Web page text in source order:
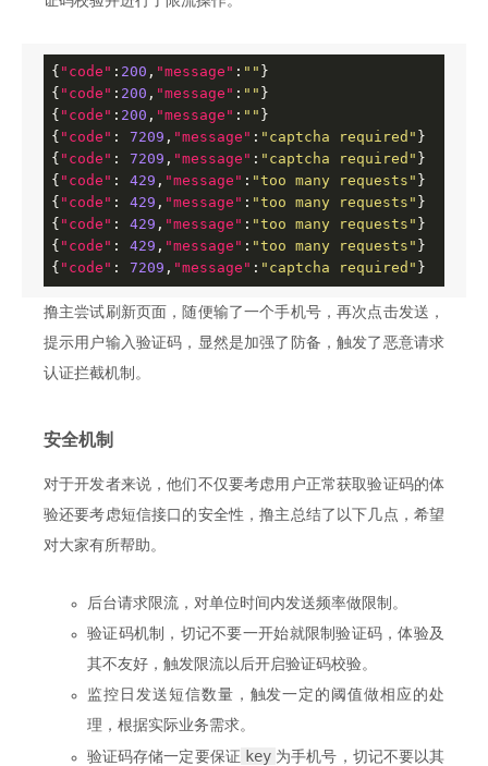
{ "code" : 200 , "message" : "" }
{ "code" : 200 , "message" : "" }
{ "code" : 200 , "message" : "" }
{ "code" : 7209 , "message" : "captcha required" }
{ "code" : 7209 , "message" : "captcha required" }
{ "code" : 429 , "message" : "too many requests" }
{ "code" : 429 , "message" : "too many requests" }
{ "code" : 429 , "message" : "too many requests" }
{ "code" : 429 , "message" : "too many requests" }
{ "code" : 7209 , "message" : "captcha required" }
撸主尝试刷新页面，随便输了一个手机号，再次点击发送，
提示用户输入验证码，显然是加强了防备，触发了恶意请求
认证拦截机制。
安全机制
对于开发者来说，他们不仅要考虑用户正常获取验证码的体
验还要考虑短信接口的安全性，撸主总结了以下几点，希望
对大家有所帮助。
后台请求限流，对单位时间内发送频率做限制。
验证码机制，切记不要一开始就限制验证码，体验及
其不友好，触发限流以后开启验证码校验。
监控日发送短信数量，触发一定的阈值做相应的处
理，根据实际业务需求。
验证码存储一定要保证 key 为手机号，切记不要以其